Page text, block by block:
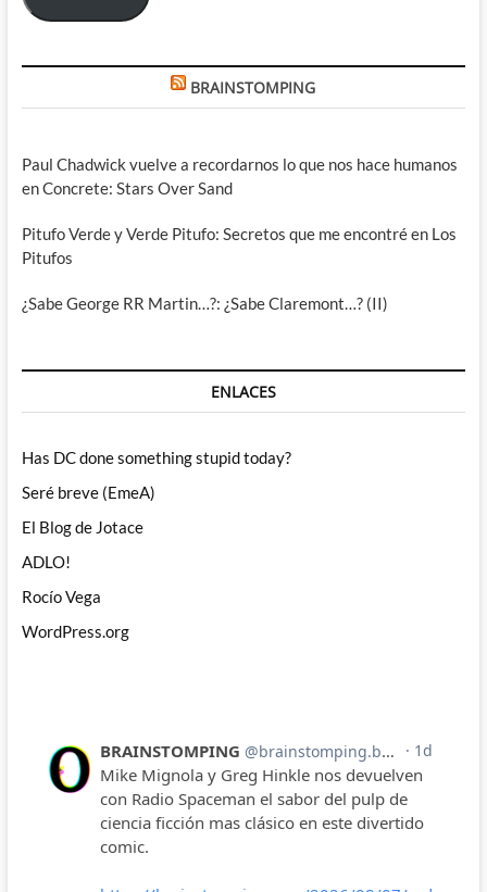
BRAINSTOMPING
Paul Chadwick vuelve a recordarnos lo que nos hace humanos
en Concrete: Stars Over Sand
Pitufo Verde y Verde Pitufo: Secretos que me encontré en Los
Pitufos
¿Sabe George RR Martin…?: ¿Sabe Claremont…? (II)
ENLACES
Has DC done something stupid today?
Seré breve (EmeA)
El Blog de Jotace
ADLO!
Rocío Vega
WordPress.org